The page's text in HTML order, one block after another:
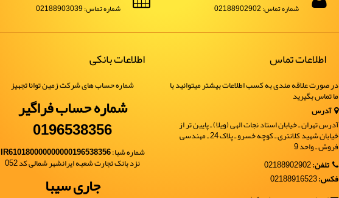
شماره تماس: 02188902902
شماره تماس: 02188903039
اطلاعات تماس
در صورت علاقه مندی به کسب اطلاعات بیشتر میتوانید با
ما تماس بگیرید
آدرس
آدرس تهران ـ خیابان استاد نجات الهی (ویلا) ـ پایین تر از
خیابان شهید کلانتری ـ کوچه خسرو ـ پلاک 24 ـ مهندسی
فروش ـ واحد 9
تلفن:02188902902
فکس:02188916523
اطلاعات بانکی
شماره حساب های شرکت زمین توانا تجهیز
شماره حساب فراگیر
0196538356
شماره شبا:IR610180000000000196538356
نزد بانک تجارت شعبه ایرانشهر شمالی کد 052
جاری سیبا